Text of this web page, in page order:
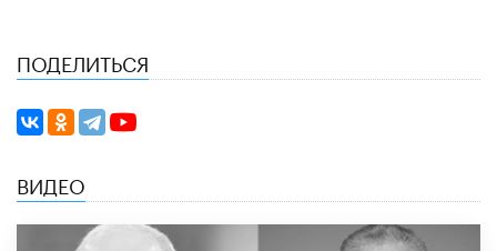
ПОДЕЛИТЬСЯ
ВИДЕО